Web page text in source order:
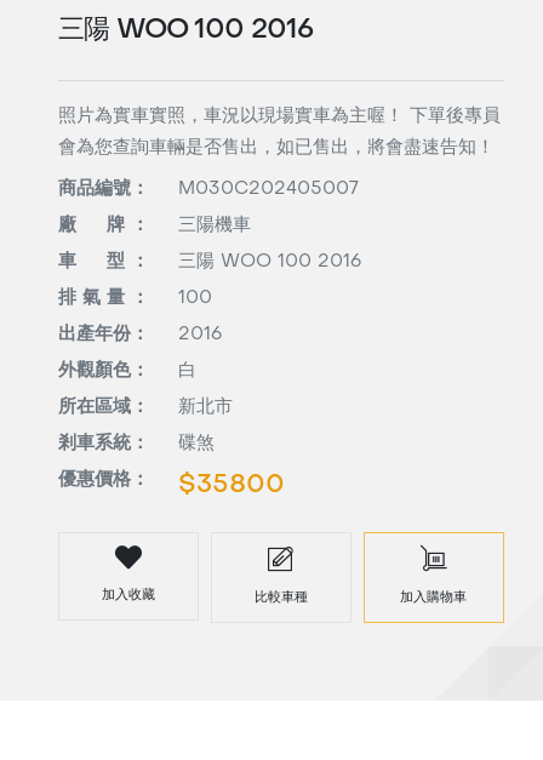
三陽 WOO 100 2016
照片為實車實照，車況以現場實車為主喔！ 下單後專員
會為您查詢車輛是否售出，如已售出，將會盡速告知！
商品編號： M030C202405007
廠 牌 ： 三陽機車
車 型 ： 三陽 WOO 100 2016
排 氣 量 ： 100
出產年份： 2016
外觀顏色： 白
所在區域： 新北市
剎車系統： 碟煞
優惠價格： $35800
加入收藏 比較車種 加入購物車